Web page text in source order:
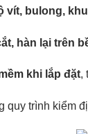
vít, bulong,
hàn lại trên
khi lắp đặt,
quy trình kiểm